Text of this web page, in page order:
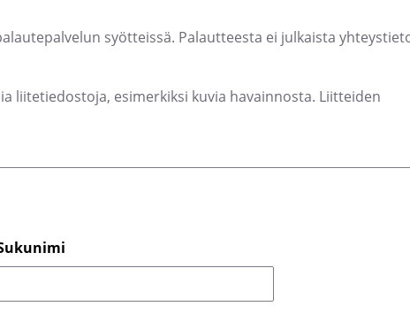
syötteissä. Palautteesta ei julkaista
liitetiedostoja, esimerkiksi kuvia havainnosta. Liitteiden